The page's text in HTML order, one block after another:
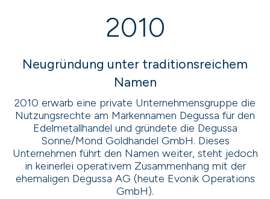
2010
Neugründung unter traditionsreichem
Namen
2010 erwarb eine private Unternehmensgruppe die
Nutzungsrechte am Markennamen Degussa für den
Edelmetallhandel und gründete die Degussa
Sonne/Mond Goldhandel GmbH. Dieses
Unternehmen führt den Namen weiter, steht jedoch
in keinerlei operativem Zusammenhang mit der
ehemaligen Degussa AG (heute Evonik Operations
GmbH).